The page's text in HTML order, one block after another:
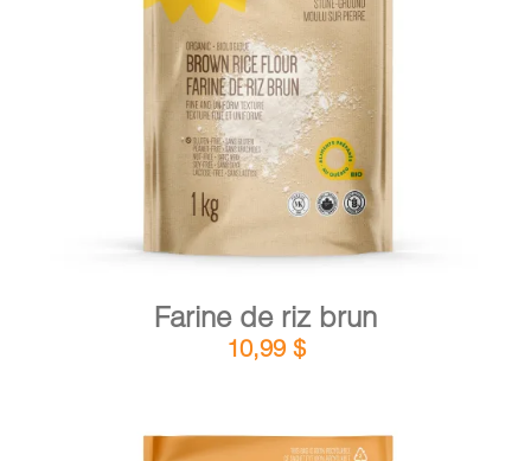
AJOUTER AU PANIER DÉTAILS
Farine de riz brun
10,99 $